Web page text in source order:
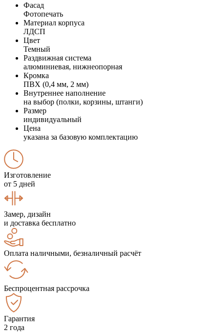
Фасад
Фотопечать
Материал корпуса
ЛДСП
Цвет
Темный
Раздвижная система
алюминиевая, нижнеопорная
Кромка
ПВХ (0,4 мм, 2 мм)
Внутреннее наполнение
на выбор (полки, корзины, штанги)
Размер
индивидуальный
Цена
указана за базовую комплектацию
Изготовление
от 5 дней
Замер, дизайн
и доставка бесплатно
Оплата наличными, безналичный расчёт
Беспроцентная рассрочка
Гарантия
2 года